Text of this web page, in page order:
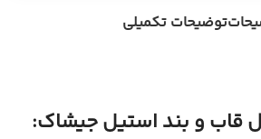
توضیحات تکمیلی
قاب و بند استیل جیشاک: